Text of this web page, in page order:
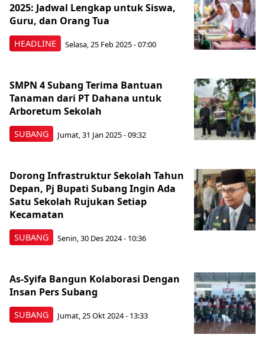
HEADLINE
2025: Jadwal Lengkap untuk Siswa,
Guru, dan Orang Tua
Selasa, 25 Feb 2025 - 07:00
SUBANG
SMPN 4 Subang Terima Bantuan
Tanaman dari PT Dahana untuk
Arboretum Sekolah
Jumat, 31 Jan 2025 - 09:32
SUBANG
Dorong Infrastruktur Sekolah Tahun
Depan, Pj Bupati Subang Ingin Ada
Satu Sekolah Rujukan Setiap
Kecamatan
Senin, 30 Des 2024 - 10:36
SUBANG
As-Syifa Bangun Kolaborasi Dengan
Insan Pers Subang
Jumat, 25 Okt 2024 - 13:33